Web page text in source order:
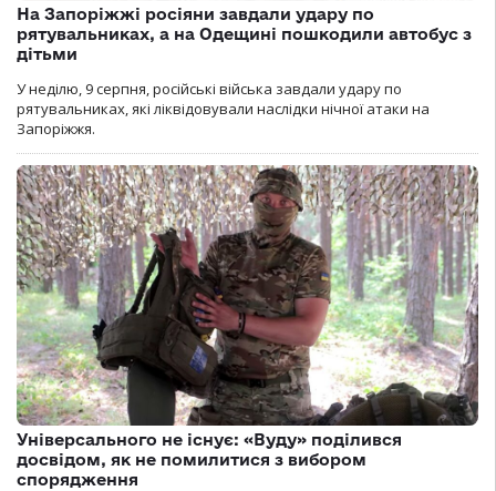
На Запоріжжі росіяни завдали удару по
рятувальниках, а на Одещині пошкодили автобус з
дітьми
У неділю, 9 серпня, російські війська завдали удару по
рятувальниках, які ліквідовували наслідки нічної атаки на
Запоріжжя.
Універсального не існує: «Вуду» поділився
досвідом, як не помилитися з вибором
спорядження